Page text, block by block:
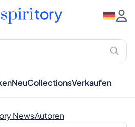
NeuCollectionsVerkaufen
NewsAutoren